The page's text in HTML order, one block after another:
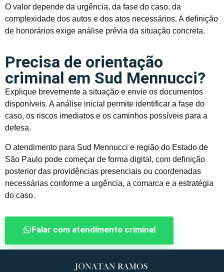
O valor depende da urgência, da fase do caso, da
complexidade dos autos e dos atos necessários. A definição
de honorários exige análise prévia da situação concreta.
Precisa de orientação
criminal em Sud Mennucci?
Explique brevemente a situação e envie os documentos
disponíveis. A análise inicial permite identificar a fase do
caso, os riscos imediatos e os caminhos possíveis para a
defesa.
O atendimento para Sud Mennucci e região do Estado de
São Paulo pode começar de forma digital, com definição
posterior das providências presenciais ou coordenadas
necessárias conforme a urgência, a comarca e a estratégia
do caso.
Falar com atendimento criminal